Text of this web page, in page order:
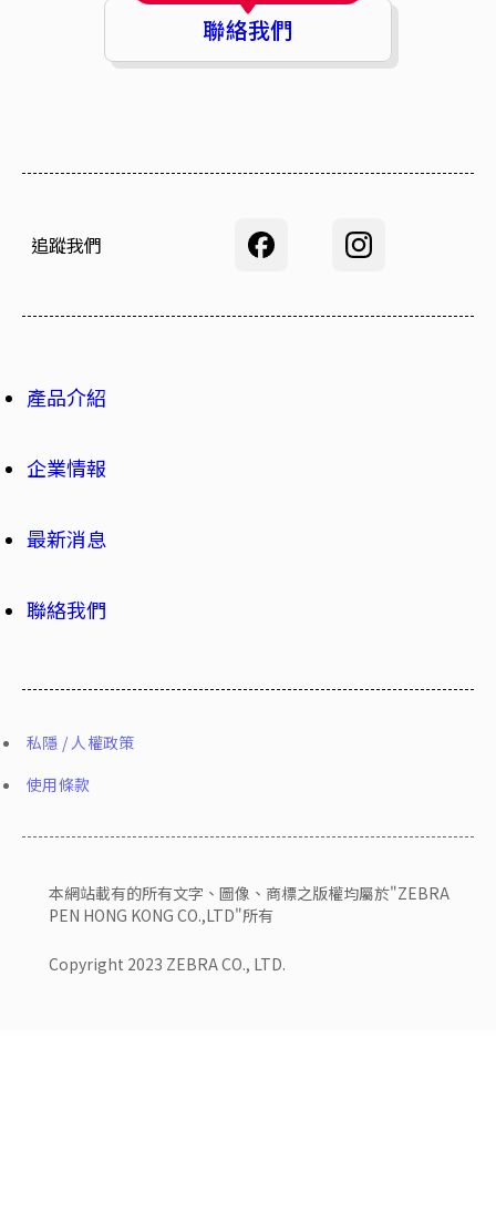
聯絡我們
產品介紹
企業情報
最新消息
聯絡我們
追蹤我們
本網站載有的所有文字、圖像、商標之版權均屬於"ZEBRA
PEN HONG KONG CO.,LTD"所有
Copyright 2023 ZEBRA CO., LTD.
私隱 / 人權政策
使用條款